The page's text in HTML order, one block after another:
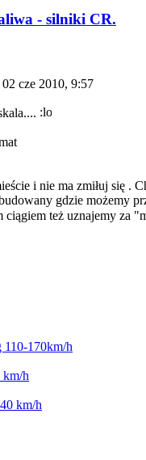
- silniki CR.
02 cze 2010, 9:57
i nie ma zmiłuj się .
gdzie możemy
ciągiem też uznajemy za
110-170km/h
km/h
km/h